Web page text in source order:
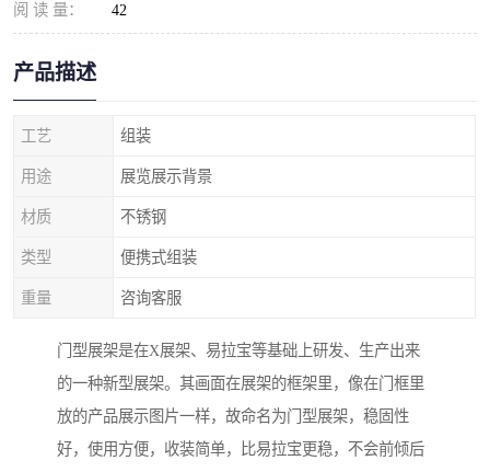
阅 读 量： 42
产品描述
工艺 组装
用途 展览展示背景
材质 不锈钢
类型 便携式组装
重量 咨询客服
门型展架是在X展架、易拉宝等基础上研发、生产出来
的一种新型展架。其画面在展架的框架里，像在门框里
放的产品展示图片一样，故命名为门型展架，稳固性
好，使用方便，收装简单，比易拉宝更稳，不会前倾后